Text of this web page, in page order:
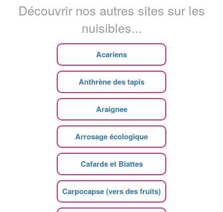
Découvrir nos autres sites sur les
nuisibles...
Acariens
Anthrène des tapis
Araignee
Arrosage écologique
Cafards et Blattes
Carpocapse (vers des fruits)